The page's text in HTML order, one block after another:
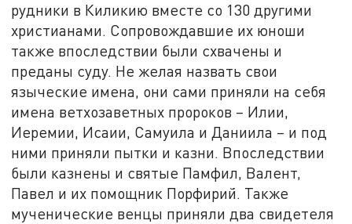
рудники в Киликию вместе со 130 другими
христианами. Сопровождавшие их юноши
также впоследствии были схвачены и
преданы суду. Не желая назвать свои
языческие имена, они сами приняли на себя
имена ветхозаветных пророков – Илии,
Иеремии, Исаии, Самуила и Даниила – и под
ними приняли пытки и казни. Впоследствии
были казнены и святые Памфил, Валент,
Павел и их помощник Порфирий. Также
мученические венцы приняли два свидетеля